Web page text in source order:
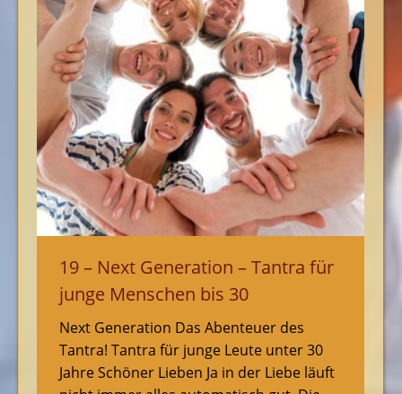
19 – Next Generation – Tantra für
junge Menschen bis 30
Next Generation Das Abenteuer des
Tantra! Tantra für junge Leute unter 30
Jahre Schöner Lieben Ja in der Liebe läuft